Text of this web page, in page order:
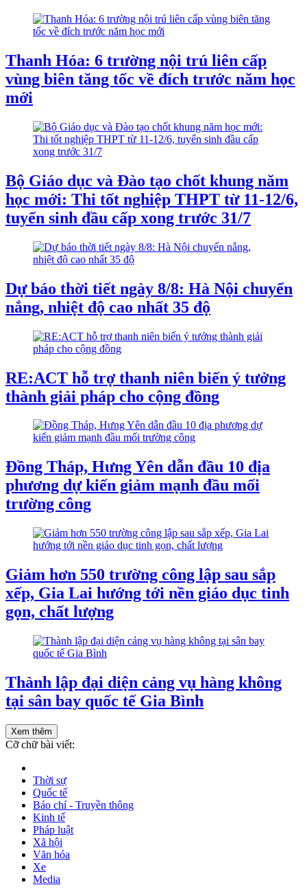
Thanh Hóa: 6 trường nội trú liên cấp
vùng biên tăng tốc về đích trước năm học
mới
Bộ Giáo dục và Đào tạo chốt khung năm
học mới: Thi tốt nghiệp THPT từ 11-12/6,
tuyển sinh đầu cấp xong trước 31/7
Dự báo thời tiết ngày 8/8: Hà Nội chuyển
nắng, nhiệt độ cao nhất 35 độ
RE:ACT hỗ trợ thanh niên biến ý tưởng
thành giải pháp cho cộng đồng
Đồng Tháp, Hưng Yên dẫn đầu 10 địa
phương dự kiến giảm mạnh đầu mối
trường công
Giảm hơn 550 trường công lập sau sắp
xếp, Gia Lai hướng tới nền giáo dục tinh
gọn, chất lượng
Thành lập đại diện cảng vụ hàng không
tại sân bay quốc tế Gia Bình
Xem thêm
Cỡ chữ bài viết:
Thời sự
Quốc tế
Báo chí - Truyền thông
Kinh tế
Pháp luật
Xã hội
Văn hóa
Xe
Media